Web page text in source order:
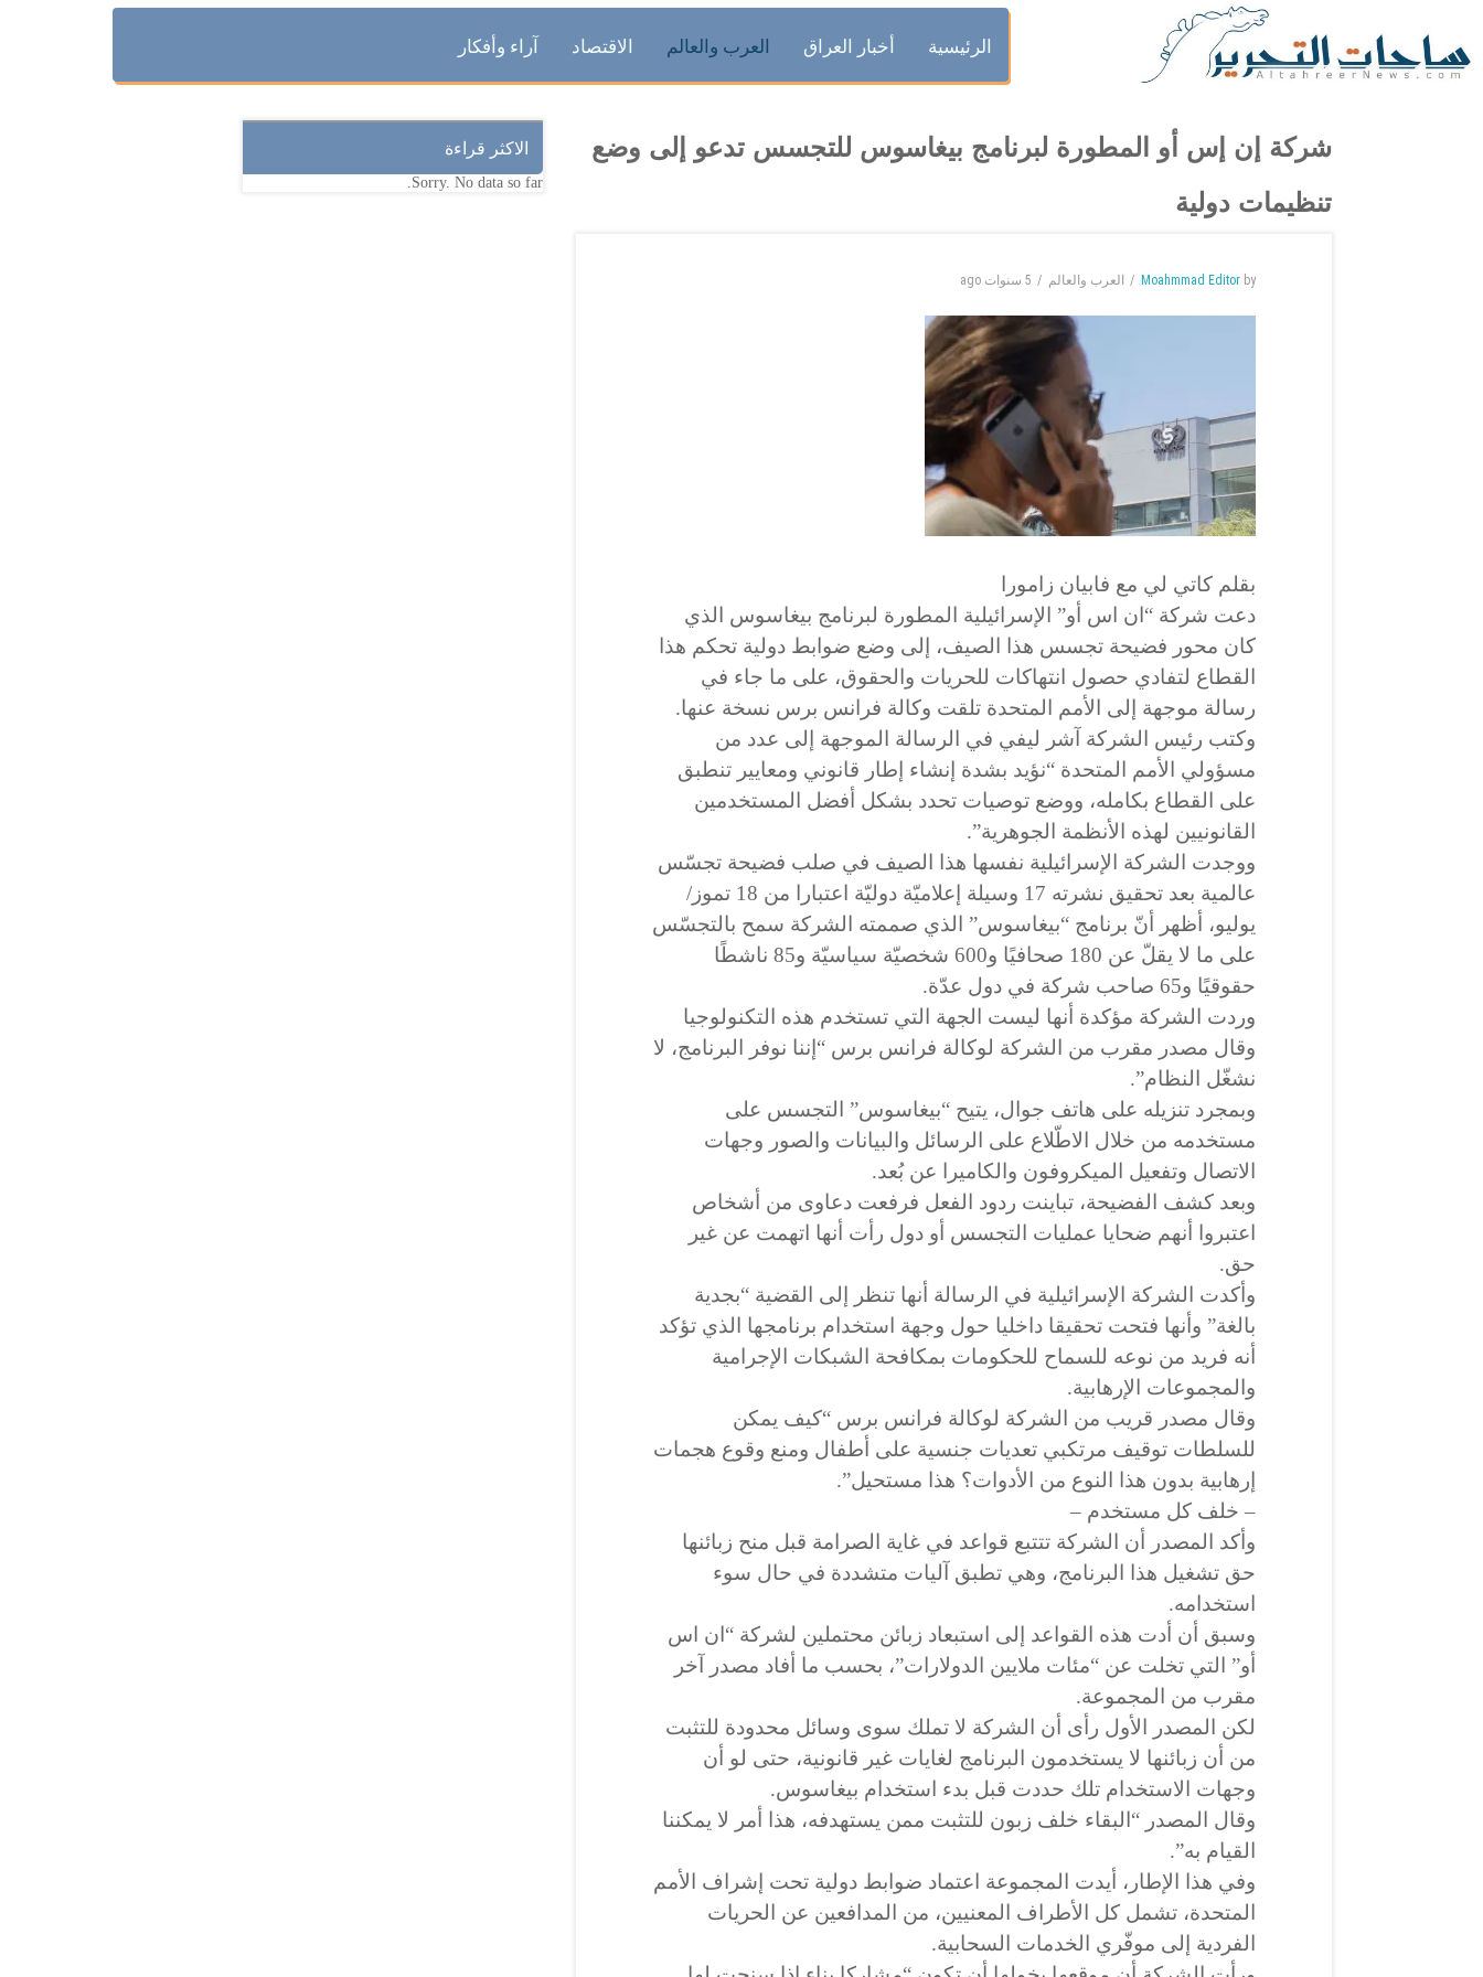
الرئيسية أخبار العراق العرب والعالم الاقتصاد آراء وأفكار
شركة إن إس أو المطورة لبرنامج بيغاسوس للتجسس تدعو إلى وضع
تنظيمات دولية
by
Moahmmad Editor العرب والعالم 5 سنوات ago
بقلم كاتي لي مع فابيان زامورا
دعت شركة “ان اس أو” الإسرائيلية المطورة لبرنامج بيغاسوس الذي
كان محور فضيحة تجسس هذا الصيف، إلى وضع ضوابط دولية تحكم هذا
القطاع لتفادي حصول انتهاكات للحريات والحقوق، على ما جاء في
رسالة موجهة إلى الأمم المتحدة تلقت وكالة فرانس برس نسخة عنها.
وكتب رئيس الشركة آشر ليفي في الرسالة الموجهة إلى عدد من
مسؤولي الأمم المتحدة “نؤيد بشدة إنشاء إطار قانوني ومعايير تنطبق
على القطاع بكامله، ووضع توصيات تحدد بشكل أفضل المستخدمين
القانونيين لهذه الأنظمة الجوهرية”.
ووجدت الشركة الإسرائيلية نفسها هذا الصيف في صلب فضيحة تجسّس
عالمية بعد تحقيق نشرته 17 وسيلة إعلاميّة دوليّة اعتبارا من 18 تموز/
يوليو، أظهر أنّ برنامج “بيغاسوس” الذي صممته الشركة سمح بالتجسّس
على ما لا يقلّ عن 180 صحافيًا و600 شخصيّة سياسيّة و85 ناشطًا
حقوقيًا و65 صاحب شركة في دول عدّة.
وردت الشركة مؤكدة أنها ليست الجهة التي تستخدم هذه التكنولوجيا
وقال مصدر مقرب من الشركة لوكالة فرانس برس “إننا نوفر البرنامج، لا
نشغّل النظام”.
وبمجرد تنزيله على هاتف جوال، يتيح “بيغاسوس” التجسس على
مستخدمه من خلال الاطّلاع على الرسائل والبيانات والصور وجهات
الاتصال وتفعيل الميكروفون والكاميرا عن بُعد.
وبعد كشف الفضيحة، تباينت ردود الفعل فرفعت دعاوى من أشخاص
اعتبروا أنهم ضحايا عمليات التجسس أو دول رأت أنها اتهمت عن غير
حق.
وأكدت الشركة الإسرائيلية في الرسالة أنها تنظر إلى القضية “بجدية
بالغة” وأنها فتحت تحقيقا داخليا حول وجهة استخدام برنامجها الذي تؤكد
أنه فريد من نوعه للسماح للحكومات بمكافحة الشبكات الإجرامية
والمجموعات الإرهابية.
وقال مصدر قريب من الشركة لوكالة فرانس برس “كيف يمكن
للسلطات توقيف مرتكبي تعديات جنسية على أطفال ومنع وقوع هجمات
إرهابية بدون هذا النوع من الأدوات؟ هذا مستحيل”.
– خلف كل مستخدم –
وأكد المصدر أن الشركة تتتبع قواعد في غاية الصرامة قبل منح زبائنها
حق تشغيل هذا البرنامج، وهي تطبق آليات متشددة في حال سوء
استخدامه.
وسبق أن أدت هذه القواعد إلى استبعاد زبائن محتملين لشركة “ان اس
أو” التي تخلت عن “مئات ملايين الدولارات”، بحسب ما أفاد مصدر آخر
مقرب من المجموعة.
لكن المصدر الأول رأى أن الشركة لا تملك سوى وسائل محدودة للتثبت
من أن زبائنها لا يستخدمون البرنامج لغايات غير قانونية، حتى لو أن
وجهات الاستخدام تلك حددت قبل بدء استخدام بيغاسوس.
وقال المصدر “البقاء خلف زبون للتثبت ممن يستهدفه، هذا أمر لا يمكننا
القيام به”.
وفي هذا الإطار، أيدت المجموعة اعتماد ضوابط دولية تحت إشراف الأمم
المتحدة، تشمل كل الأطراف المعنيين، من المدافعين عن الحريات
الفردية إلى موفّري الخدمات السحابية.
الاكثر قراءة
Sorry. No data so far.